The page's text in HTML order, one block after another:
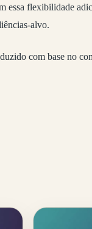
essa flexibilidade
alvo.
com base no